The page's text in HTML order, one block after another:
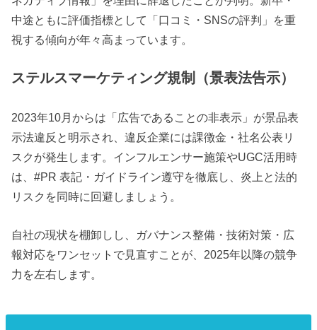
中途ともに評価指標として「口コミ・SNSの評判」を重
視する傾向が年々高まっています。
ステルスマーケティング規制（景表法告示）
2023年10月からは「広告であることの非表示」が景品表
示法違反と明示され、違反企業には課徴金・社名公表リ
スクが発生します。インフルエンサー施策やUGC活用時
は、#PR 表記・ガイドライン遵守を徹底し、炎上と法的
リスクを同時に回避しましょう。
自社の現状を棚卸しし、ガバナンス整備・技術対策・広
報対応をワンセットで見直すことが、2025年以降の競争
力を左右します。